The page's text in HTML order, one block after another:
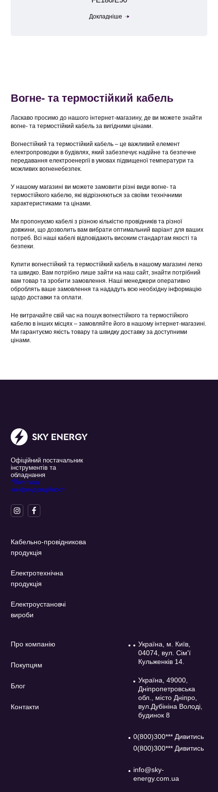
Докладніше
Вогне- та термостійкий кабель
Ласкаво просимо до нашого інтернет-магазину, де ви можете знайти
вогне- та термостійкий кабель за вигідними цінами.
Вогнестійкий та термостійкий кабель – це важливий елемент
електропроводки в будівлях, який забезпечує надійне та безпечне
передавання електроенергії в умовах підвищеної температури та
можливих вогненебезпек.
У нашому магазині ви можете замовити різні види вогне- та
термостійкого кабелю, які відрізняються за своїми технічними
характеристиками та цінами.
Ми пропонуємо кабелі з різною кількістю провідників та різної
довжини, що дозволить вам вибрати оптимальний варіант для ваших
потреб. Всі наші кабелі відповідають високим стандартам якості та
безпеки.
Купити вогнестійкий та термостійкий кабель в нашому магазині легко
та швидко. Вам потрібно лише зайти на наш сайт, знайти потрібний
вам товар та зробити замовлення. Наші менеджери оперативно
оброблять ваше замовлення та нададуть всю необхідну інформацію
щодо доставки та оплати.
Не витрачайте свій час на пошук вогнестійкого та термостійкого
кабелю в інших місцях – замовляйте його в нашому інтернет-магазині.
Ми гарантуємо якість товару та швидку доставку за доступними
цінами.
Офіційний постачальник
інструментів та
обладнання
*Політика
конфенденційності
Кабельно-провідникова
продукція
Електротехнічна
продукція
Електроустановчі
вироби
Про компанію
Покупцям
Блог
Контакти
Україна, м. Київ,
04074, вул. Сім'ї
Кульженків 14.
Україна, 49000,
Дніпропетровська
обл., місто Дніпро,
вул.Дубініна Володі,
будинок 8
0(800)300*** Дивитись
0(800)300*** Дивитись
info@sky-
energy.com.ua